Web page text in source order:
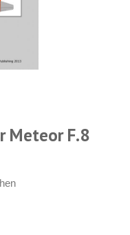
Meteor F.8